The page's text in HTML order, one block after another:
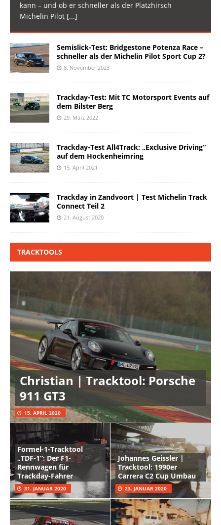
kann – und ob er schneller als der Platzhirsch
Michelin Pilot [...]
Semislick-Test: Bridgestone Potenza Race –
schneller als der Michelin Pilot Sport Cup 2?
8. November 2023
Trackday-Test: Mit TC Motorsport Events auf
dem Bilster Berg
29. März 2022
Trackday-Test All4Track: „Exclusive Driving“
auf dem Hockenheimring
15. April 2021
Trackday in Zandvoort | Test Michelin Track
Connect Teil 2
21. August 2020
TRACKTOOLS
Christian | Tracktool: Porsche
911 GT3
15. APRIL 2020
Formel-1-Tracktool
„TDF-1“: Der F1-
Rennwagen für
Trackday-Fahrer
31. JANUAR 2020
Johannes Geissler |
Tracktool: 1990er
Carrera C2 Cup Umbau
23. JANUAR 2020